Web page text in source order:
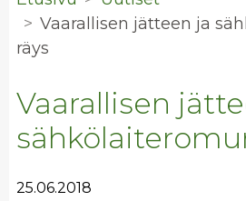
Vaa­ral­li­sen jät­teen ja
räys
Vaarallisen
25.06.2018